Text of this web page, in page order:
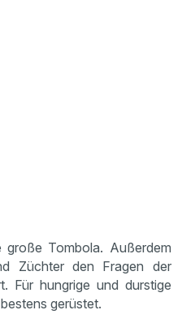
Tombola. Außerdem
Züchter den Fragen der
Für hungrige und durstige
gerüstet.